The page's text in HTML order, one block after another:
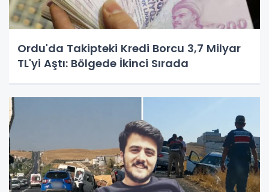
Ordu'da Takipteki Kredi Borcu 3,7 Milyar
TL'yi Aştı: Bölgede İkinci Sırada